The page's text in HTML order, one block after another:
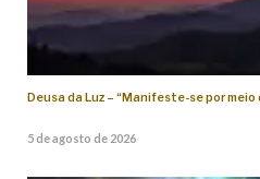
Deusa da Luz – “Manifeste-se por
5 de agosto de 2026